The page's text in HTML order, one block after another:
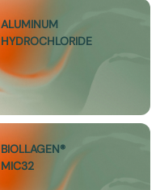
ALUMINUM
HYDROCHLORIDE
BIOLLAGEN®
MIC32